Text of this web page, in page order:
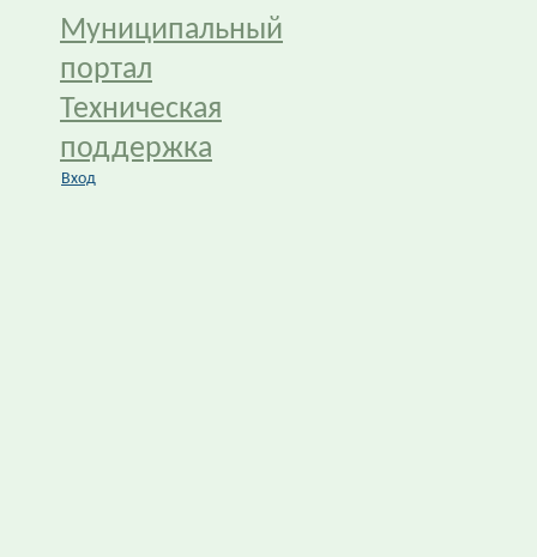
Муниципальный
портал
Техническая
поддержка
Вход